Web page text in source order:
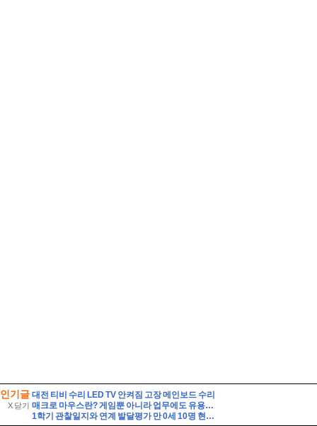
인기글
X 닫기
대전 티비 수리 LED TV 안켜짐 고장 메인보드 수리
매크로 마우스란? 게임뿐 아니라 업무에도 유용한 활용
1학기 관찰일지와 연계 발달평가 만 0세 10명 현장 실제 사례